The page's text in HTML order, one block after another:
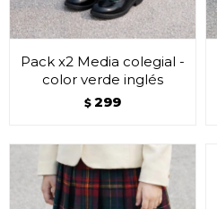
Pack x2 Media colegial -
color verde inglés
$ 299